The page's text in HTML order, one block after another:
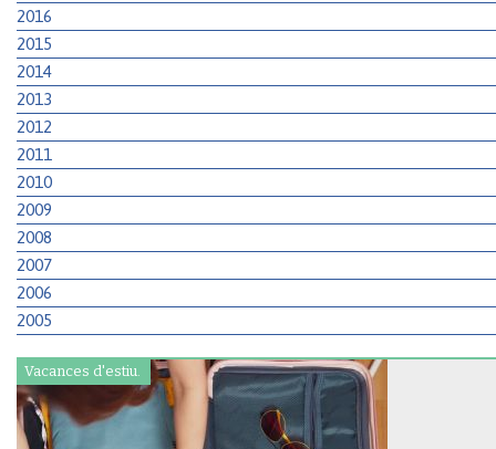
2016
2015
2014
2013
2012
2011
2010
2009
2008
2007
2006
2005
Vacances d'estiu.